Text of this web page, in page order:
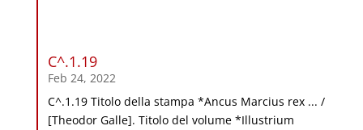
C^.1.19
Feb 24, 2022
C^.1.19 Titolo della stampa *Ancus Marcius rex ... /
[Theodor Galle]. Titolo del volume *Illustrium